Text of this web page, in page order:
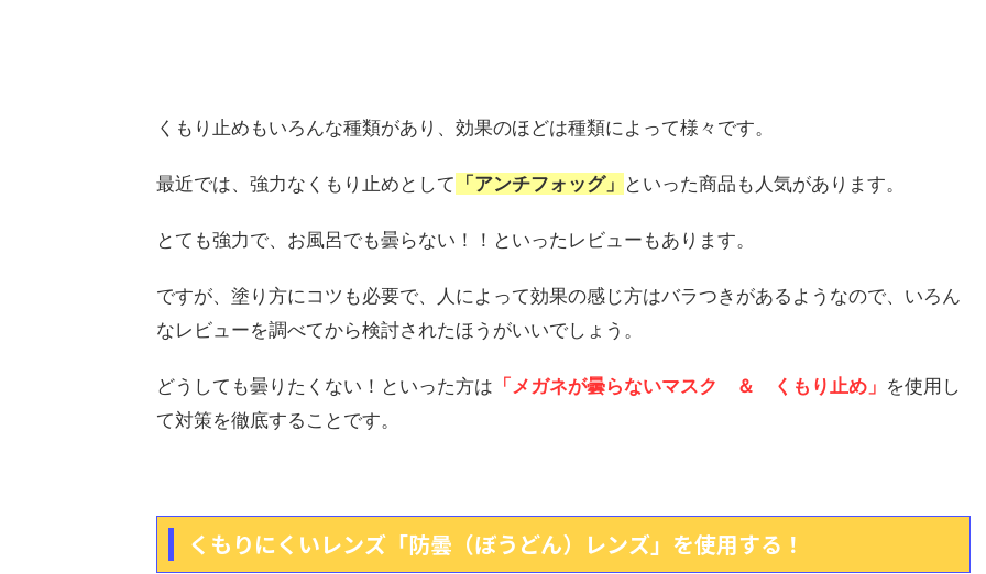
くもり止めもいろんな種類があり、効果のほどは種類によって様々です。
最近では、強力なくもり止めとして 「アンチフォッグ」 といった商品も人気があります。
とても強力で、お風呂でも曇らない！！といったレビューもあります。
ですが、塗り方にコツも必要で、人によって効果の感じ方はバラつきがあるようなので、いろん
なレビューを調べてから検討されたほうがいいでしょう。
どうしても曇りたくない！といった方は 「メガネが曇らないマスク ＆ くもり止め」 を使用し
て対策を徹底することです。
くもりにくいレンズ「防曇（ぼうどん）レンズ」を使用する！